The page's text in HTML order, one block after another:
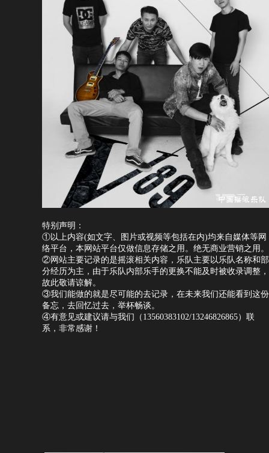
特别声明：
①以上内容(如文字、图片或视频等包括在内)均来自媒体等网
络平台，本网站平台仅做信息存储之用。绝无商业营销之用。
②网站主要记录的是摇滚相关内容，乐队主要以乐队名称和部
分经历为主，由于乐队内部乐手的更换不能及时被收录调整，
故此敬请谅解。
③我们能做的就是尽可能的去记录，在未来我们还能看到这份
备忘，去回忆过去，举杯畅谈。
④有意见或建议请与我们（13560383102/13246826865）联
系，非常感谢！